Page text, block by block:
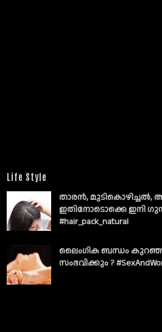
Life Style
താരൻ, മുടികൊഴിച്ചൽ,
ഇതിനോടൊക്കെ ഇനി
#hair_pack_natural
ലൈംഗിക ബന്ധം
സംഭവിക്കും ?